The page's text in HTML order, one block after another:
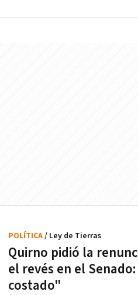
Quirno pidió la
el revés en el
costado"
POLÍTICA/ Ley de Tierras